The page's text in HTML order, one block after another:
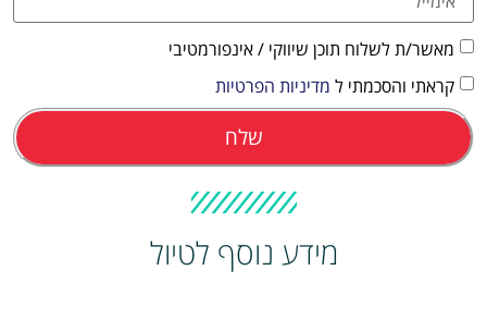
מאשר/ת לשלוח תוכן שיווקי / אינפורמטיבי
קראתי והסכמתי ל מדיניות הפרטיות
שלח
מידע נוסף לטיול